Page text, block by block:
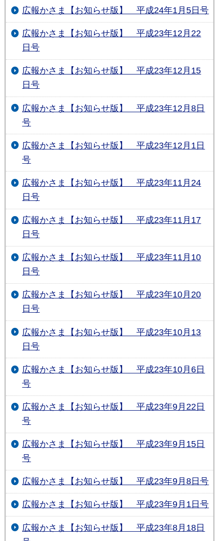
広報かさま【お知らせ版】 平成24年1月5日号
広報かさま【お知らせ版】 平成23年12月22
日号
広報かさま【お知らせ版】 平成23年12月15
日号
広報かさま【お知らせ版】 平成23年12月8日
号
広報かさま【お知らせ版】 平成23年12月1日
号
広報かさま【お知らせ版】 平成23年11月24
日号
広報かさま【お知らせ版】 平成23年11月17
日号
広報かさま【お知らせ版】 平成23年11月10
日号
広報かさま【お知らせ版】 平成23年10月20
日号
広報かさま【お知らせ版】 平成23年10月13
日号
広報かさま【お知らせ版】 平成23年10月6日
号
広報かさま【お知らせ版】 平成23年9月22日
号
広報かさま【お知らせ版】 平成23年9月15日
号
広報かさま【お知らせ版】 平成23年9月8日号
広報かさま【お知らせ版】 平成23年9月1日号
広報かさま【お知らせ版】 平成23年8月18日